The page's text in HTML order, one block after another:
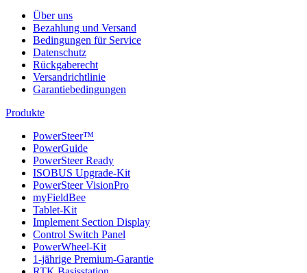
Über uns
Bezahlung und Versand
Bedingungen für Service
Datenschutz
Rückgaberecht
Versandrichtlinie
Garantiebedingungen
Produkte
PowerSteer™
PowerGuide
PowerSteer Ready
ISOBUS Upgrade-Kit
PowerSteer VisionPro
myFieldBee
Tablet-Kit
Implement Section Display
Control Switch Panel
PowerWheel-Kit
1-jährige Premium-Garantie